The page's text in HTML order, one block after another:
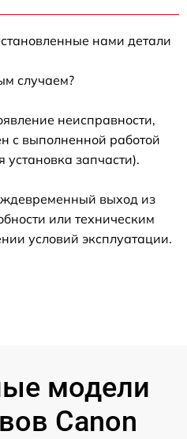
нами детали
случаем?
неисправности,
с выполненной работой
запчасти).
выход из
или техническим
условий эксплуатации.
модели
Canon